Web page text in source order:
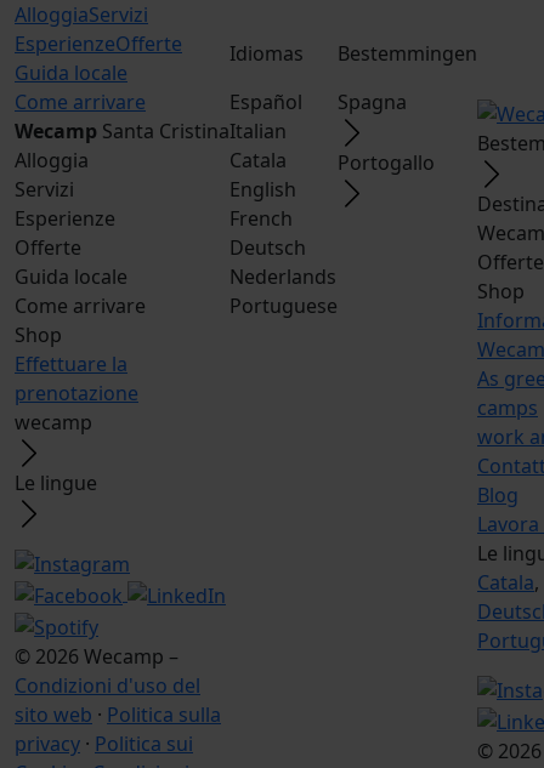
AlloggiaServizi
EsperienzeOfferte
Guida locale
Come arrivare
Wecamp Santa Cristina
Alloggia
Servizi
Esperienze
Offerte
Guida locale
Come arrivare
Shop
Effettuare la
prenotazione
wecamp
Le lingue
© 2026 Wecamp –
Condizioni d'uso del
sito web · Politica sulla
privacy · Politica sui
Idiomas
Español
Italian
Catala
English
French
Deutsch
Nederlands
Portuguese
Bestemmingen
Spagna
Portogallo
Offerte
Shop
As
camps
work
Blog
Le
Catala,
©